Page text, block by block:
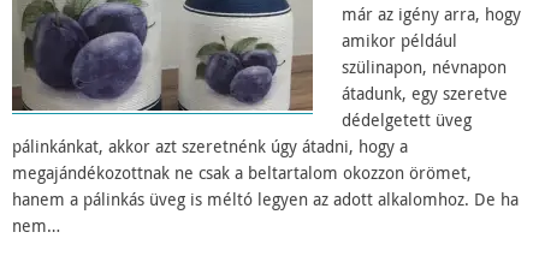
már az igény arra, hogy
amikor például
szülinapon, névnapon
átadunk, egy szeretve
dédelgetett üveg
pálinkánkat, akkor azt szeretnénk úgy átadni, hogy a
megajándékozottnak ne csak a beltartalom okozzon örömet,
hanem a pálinkás üveg is méltó legyen az adott alkalomhoz. De ha
nem…